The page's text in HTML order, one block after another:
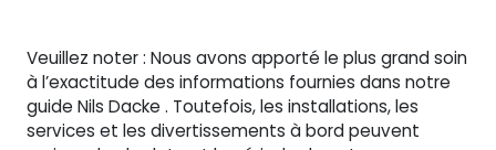
Veuillez noter : Nous avons apporté le plus grand soin
à l’exactitude des informations fournies dans notre
guide Nils Dacke . Toutefois, les installations, les
services et les divertissements à bord peuvent